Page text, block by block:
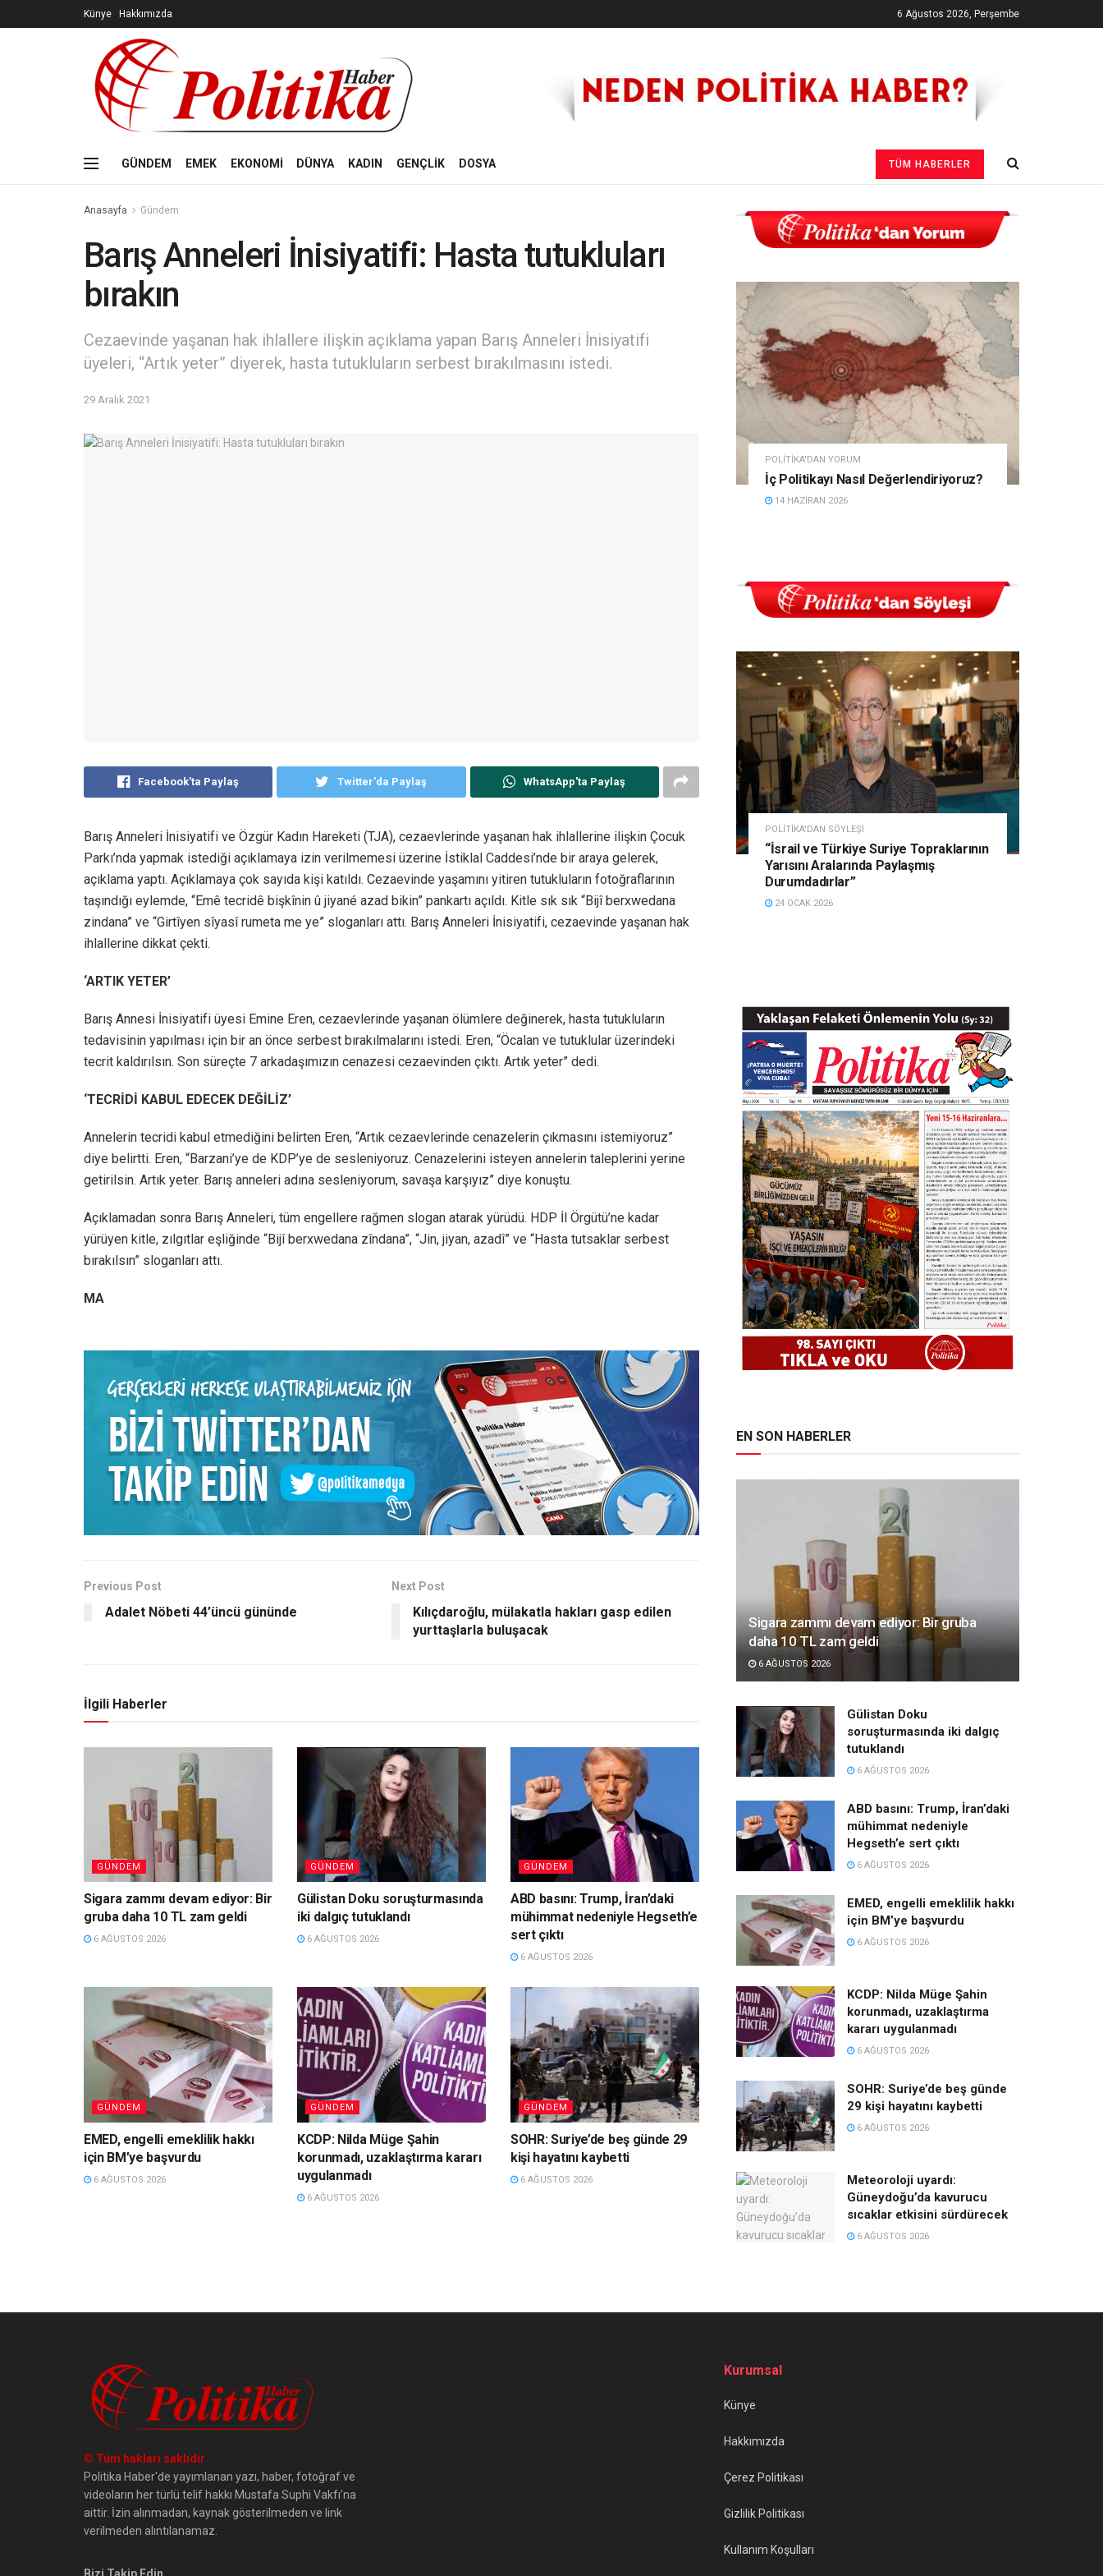
Künye Hakkımızda 6 Ağustos 2026, Perşembe
GÜNDEM EMEK EKONOMİ DÜNYA KADIN GENÇLİK DOSYA TÜM HABERLER
Anasayfa Gündem
Barış Anneleri İnisiyatifi: Hasta tutukluları
bırakın
Cezaevinde yaşanan hak ihlallere ilişkin açıklama yapan Barış Anneleri İnisiyatifi
üyeleri, “Artık yeter” diyerek, hasta tutukluların serbest bırakılmasını istedi.
29 Aralık 2021
Facebook'ta Paylaş Twitter'da Paylaş WhatsApp'ta Paylaş
Barış Anneleri İnisiyatifi ve Özgür Kadın Hareketi (TJA), cezaevlerinde yaşanan hak ihlallerine ilişkin Çocuk
Parkı’nda yapmak istediği açıklamaya izin verilmemesi üzerine İstiklal Caddesi’nde bir araya gelerek,
açıklama yaptı. Açıklamaya çok sayıda kişi katıldı. Cezaevinde yaşamını yitiren tutukluların fotoğraflarının
taşındığı eylemde, “Emê tecridê bişkînin û jiyané azad bikin” pankartı açıldı. Kitle sık sık “Bijî berxwedana
zindana” ve “Girtîyen sîyasî rumeta me ye” sloganları attı. Barış Anneleri İnisiyatifi, cezaevinde yaşanan hak
ihlallerine dikkat çekti.
‘ARTIK YETER’
Barış Annesi İnisiyatifi üyesi Emine Eren, cezaevlerinde yaşanan ölümlere değinerek, hasta tutukluların
tedavisinin yapılması için bir an önce serbest bırakılmalarını istedi. Eren, “Öcalan ve tutuklular üzerindeki
tecrit kaldırılsın. Son süreçte 7 arkadaşımızın cenazesi cezaevinden çıktı. Artık yeter” dedi.
‘TECRİDİ KABUL EDECEK DEĞİLİZ’
Annelerin tecridi kabul etmediğini belirten Eren, “Artık cezaevlerinde cenazelerin çıkmasını istemiyoruz”
diye belirtti. Eren, “Barzani’ye de KDP’ye de sesleniyoruz. Cenazelerini isteyen annelerin taleplerini yerine
getirilsin. Artık yeter. Barış anneleri adına sesleniyorum, savaşa karşıyız” diye konuştu.
Açıklamadan sonra Barış Anneleri, tüm engellere rağmen slogan atarak yürüdü. HDP İl Örgütü’ne kadar
yürüyen kitle, zılgıtlar eşliğinde “Bijî berxwedana zîndana”, “Jin, jiyan, azadî” ve “Hasta tutsaklar serbest
bırakılsın” sloganları attı.
MA
Previous Post
Adalet Nöbeti 44’üncü gününde
Next Post
Kılıçdaroğlu, mülakatla hakları gasp edilen
yurttaşlarla buluşacak
İlgili Haberler
GÜNDEM
Sigara zammı devam ediyor: Bir
gruba daha 10 TL zam geldi
6 AĞUSTOS 2026
GÜNDEM
Gülistan Doku soruşturmasında
iki dalgıç tutuklandı
6 AĞUSTOS 2026
GÜNDEM
ABD basını: Trump, İran’daki
mühimmat nedeniyle Hegseth’e
sert çıktı
6 AĞUSTOS 2026
GÜNDEM
EMED, engelli emeklilik hakkı
için BM’ye başvurdu
6 AĞUSTOS 2026
GÜNDEM
KCDP: Nilda Müge Şahin
korunmadı, uzaklaştırma kararı
uygulanmadı
6 AĞUSTOS 2026
GÜNDEM
SOHR: Suriye’de beş günde 29
kişi hayatını kaybetti
6 AĞUSTOS 2026
POLITIKA'DAN YORUM
İç Politikayı Nasıl Değerlendiriyoruz?
14 HAZIRAN 2026
POLITIKA'DAN SÖYLEŞI
“İsrail ve Türkiye Suriye Topraklarının
Yarısını Aralarında Paylaşmış
Durumdadırlar”
24 OCAK 2026
EN SON HABERLER
Sigara zammı devam ediyor: Bir gruba
daha 10 TL zam geldi
6 AĞUSTOS 2026
Gülistan Doku
soruşturmasında iki dalgıç
tutuklandı
6 AĞUSTOS 2026
ABD basını: Trump, İran’daki
mühimmat nedeniyle
Hegseth’e sert çıktı
6 AĞUSTOS 2026
EMED, engelli emeklilik hakkı
için BM’ye başvurdu
6 AĞUSTOS 2026
KCDP: Nilda Müge Şahin
korunmadı, uzaklaştırma
kararı uygulanmadı
6 AĞUSTOS 2026
SOHR: Suriye’de beş günde
29 kişi hayatını kaybetti
6 AĞUSTOS 2026
Meteoroloji uyardı:
Güneydoğu’da kavurucu
sıcaklar etkisini sürdürecek
6 AĞUSTOS 2026
© Tüm hakları saklıdır
Politika Haber'de yayımlanan yazı, haber, fotoğraf ve
videoların her türlü telif hakkı Mustafa Suphi Vakfı'na
aittir. İzin alınmadan, kaynak gösterilmeden ve link
verilmeden alıntılanamaz.
Kurumsal
Künye
Hakkımızda
Çerez Politikası
Gizlilik Politikası
Kullanım Koşulları